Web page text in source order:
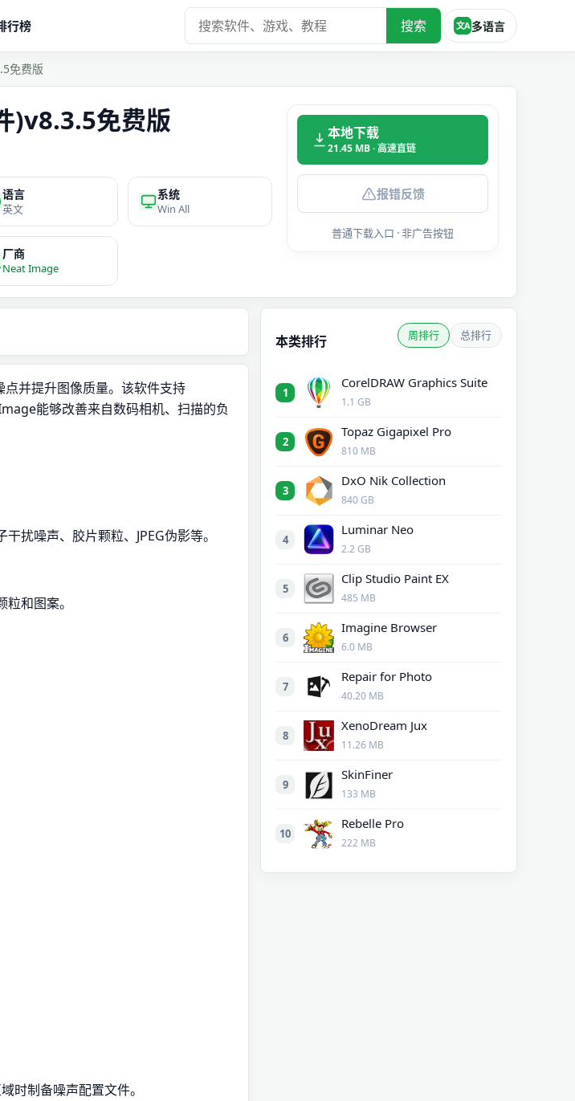
行榜 搜索 文A 多语言
免费版
)v8.3.5免费版
语言
英文
系统
Win All
厂商
Neat Image
本地下载
21.45 MB · 高速直链
报错反馈
普通下载入口 · 非广告按钮
并提升图像质量。该软件支持
能够改善来自数码相机、扫描的负
扰噪声、胶片颗粒、JPEG伪影等。
和图案。
时制备噪声配置文件。
本类排行 周排行 总排行
1
CorelDRAW Graphics Suite
1.1 GB
2
Topaz Gigapixel Pro
810 MB
3
DxO Nik Collection
840 GB
4
Luminar Neo
2.2 GB
5
Clip Studio Paint EX
485 MB
6
Imagine Browser
6.0 MB
7
Repair for Photo
40.20 MB
8
XenoDream Jux
11.26 MB
9
SkinFiner
133 MB
10
Rebelle Pro
222 MB